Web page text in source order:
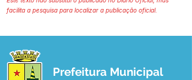
facilita a pesquisa para localizar a publicação oficial.
Prefeitura Municipal